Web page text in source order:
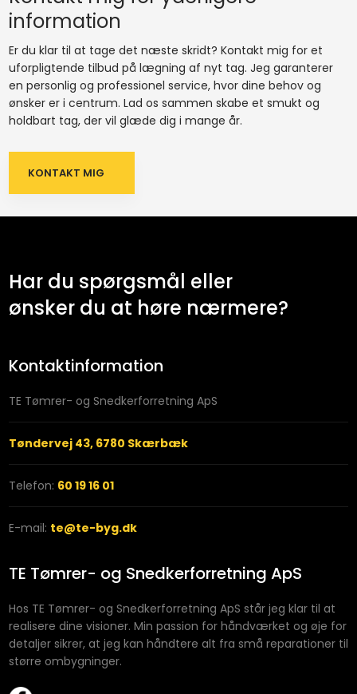
information
Er du klar til at tage det næste skridt? Kontakt mig for et
uforpligtende tilbud på lægning af nyt tag. Jeg garanterer
en personlig og professionel service, hvor dine behov og
ønsker er i centrum. Lad os sammen skabe et smukt og
holdbart tag, der vil glæde dig i mange år.
KONTAKT MIG​
Har du spørgsmål eller
​ønsker du at høre nærmere?
Kontaktinformation
​TE Tømrer- og Snedkerforretning ApS
Tøndervej 43, 6780 Skærbæk
Telefon: 60 19 16 01
E-mail: te@te-byg.dk
TE Tømrer- og Snedkerforretning ApS
Hos TE Tømrer- og Snedkerforretning ApS står jeg klar til at
realisere dine visioner. Min passion for håndværket og øje for
detaljer sikrer, at jeg kan håndtere alt fra små reparationer til
større ombygninger.